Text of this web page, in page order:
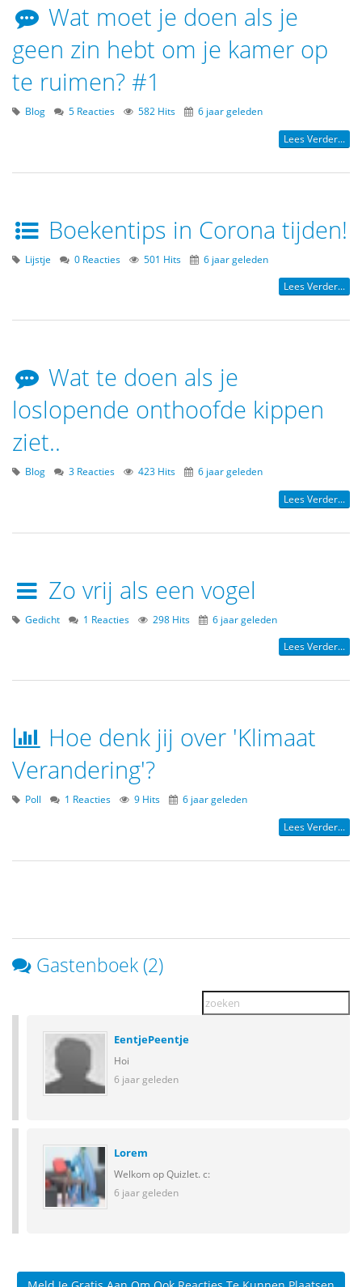
Wat moet je doen als je
geen zin hebt om je kamer op
te ruimen? #1
Blog 5 Reacties 582 Hits 6 jaar geleden
Lees Verder...
Boekentips in Corona tijden!
Lijstje 0 Reacties 501 Hits 6 jaar geleden
Lees Verder...
Wat te doen als je
loslopende onthoofde kippen
ziet..
Blog 3 Reacties 423 Hits 6 jaar geleden
Lees Verder...
Zo vrij als een vogel
Gedicht 1 Reacties 298 Hits 6 jaar geleden
Lees Verder...
Hoe denk jij over 'Klimaat
Verandering'?
Poll 1 Reacties 9 Hits 6 jaar geleden
Lees Verder...
Gastenboek (2)
EentjePeentje
Hoi
6 jaar geleden
Lorem
Welkom op Quizlet. c:
6 jaar geleden